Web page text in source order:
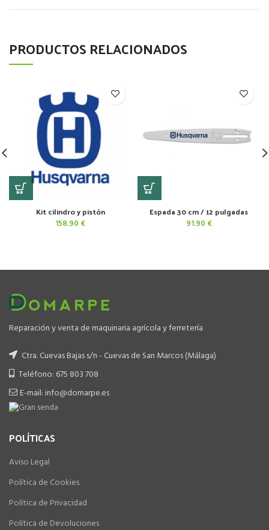
PRODUCTOS RELACIONADOS
Kit cilindro y pistón
158.90 €
Espada 30 cm / 12 pulgadas
91.90 €
Reparación y venta de maquinaria agrícola y ferretería
Ctra. Cuevas Bajas s/n - Cuevas de San Marcos (Málaga)
Teléfono: 675 803 708
E-mail: info@domarpe.es
POLÍTICAS
Aviso Legal
Política de Cookies
Política de Privacidad
Política de Devoluciones